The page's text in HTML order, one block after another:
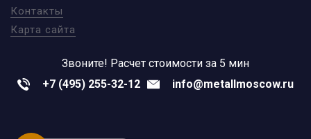
Контакты
Карта сайта
Звоните! Расчет стоимости за 5 мин
+7 (495) 255-32-12
info@metallmoscow.ru